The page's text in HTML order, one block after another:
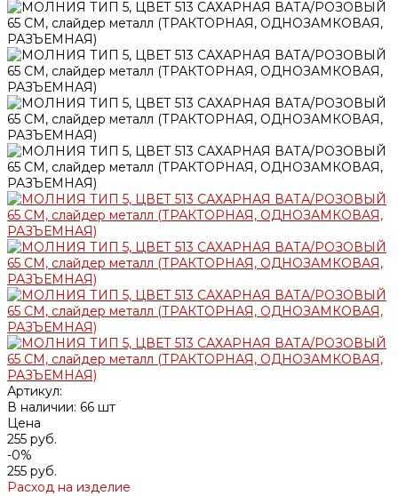
Артикул:
В наличии: 66 шт
Цена
255 руб.
-0%
255 руб.
Расход на изделие